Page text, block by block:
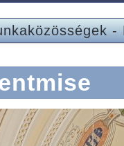
-